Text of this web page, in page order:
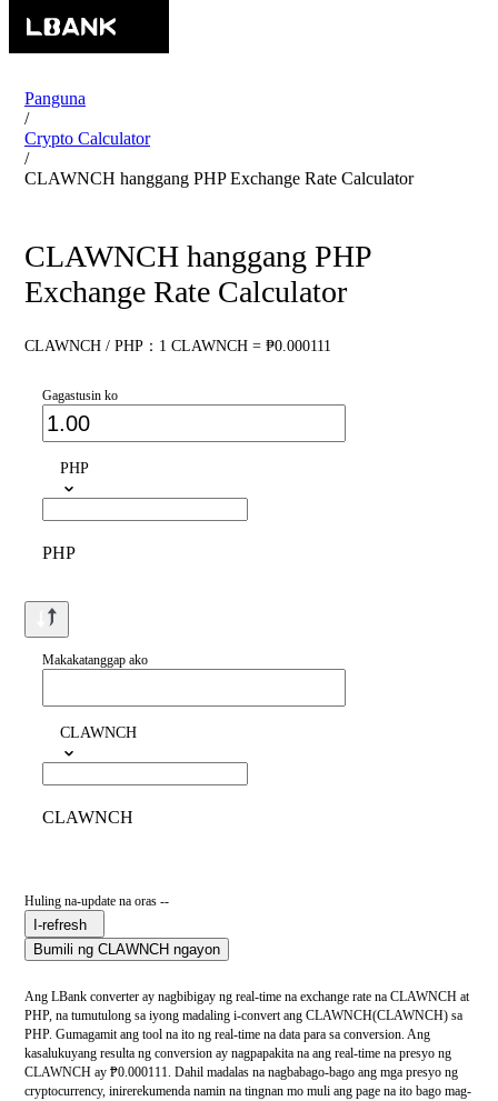
Panguna
/
Crypto Calculator
/
CLAWNCH hanggang PHP Exchange Rate Calculator
CLAWNCH hanggang PHP
Exchange Rate Calculator
CLAWNCH / PHP：1 CLAWNCH = ₱0.000111
Gagastusin ko
PHP
PHP
Makakatanggap ako
CLAWNCH
CLAWNCH
Huling na-update na oras --
I-refresh
Bumili ng CLAWNCH ngayon
Ang LBank converter ay nagbibigay ng real-time na exchange rate na CLAWNCH at
PHP, na tumutulong sa iyong madaling i-convert ang CLAWNCH(CLAWNCH) sa
PHP. Gumagamit ang tool na ito ng real-time na data para sa conversion. Ang
kasalukuyang resulta ng conversion ay nagpapakita na ang real-time na presyo ng
CLAWNCH ay ₱0.000111. Dahil madalas na nagbabago-bago ang mga presyo ng
cryptocurrency, inirerekumenda namin na tingnan mo muli ang page na ito bago mag-